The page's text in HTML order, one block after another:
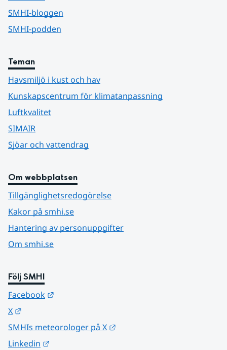
SMHI-bloggen
SMHI-podden
Teman
Havsmiljö i kust och hav
Kunskapscentrum för klimatanpassning
Luftkvalitet
SIMAIR
Sjöar och vattendrag
Om webbplatsen
Tillgänglighetsredogörelse
Kakor på smhi.se
Hantering av personuppgifter
Om smhi.se
Följ SMHI
Facebook
X
SMHIs meteorologer på X
Linkedin